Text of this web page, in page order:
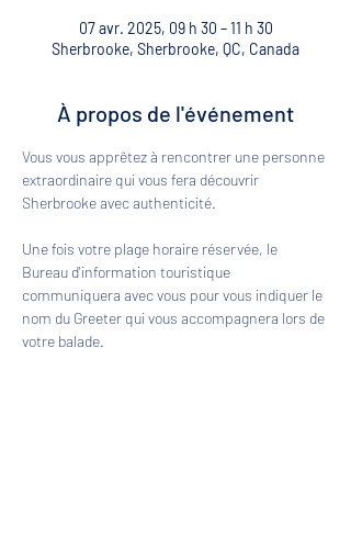
07 avr. 2025, 09 h 30 – 11 h 30
Sherbrooke, Sherbrooke, QC, Canada
À propos de l'événement
Vous vous apprêtez à rencontrer une personne
extraordinaire qui vous fera découvrir
Sherbrooke avec authenticité.
Une fois votre plage horaire réservée, le
Bureau d'information touristique
communiquera avec vous pour vous indiquer le
nom du Greeter qui vous accompagnera lors de
votre balade.